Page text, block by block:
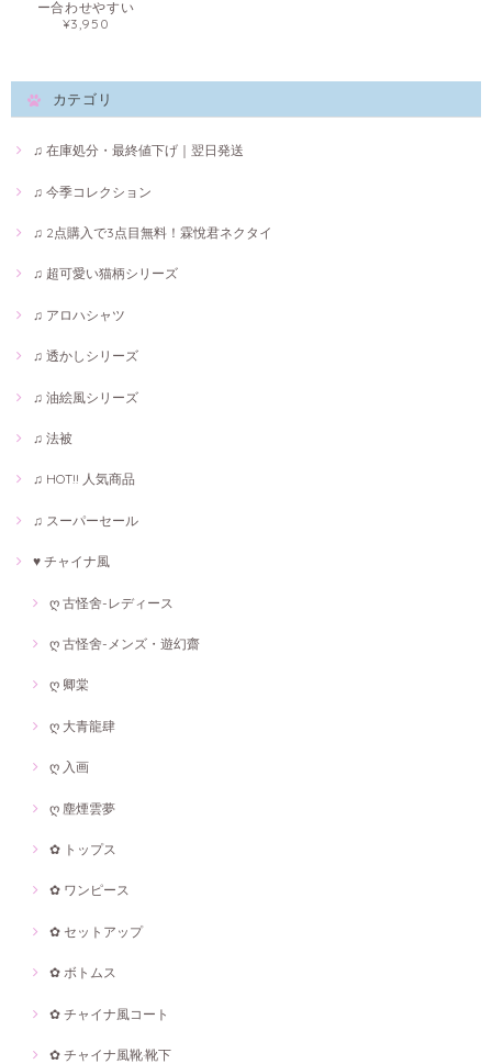
ー合わせやすい
¥3,950
カテゴリ
♫ 在庫処分・最終値下げ｜翌日発送
♫ 今季コレクション
♫ 2点購入で3点目無料！霖悅君ネクタイ
♫ 超可愛い猫柄シリーズ
♫ アロハシャツ
♫ 透かしシリーズ
♫ 油絵風シリーズ
♫ 法被
♫ HOT!! 人気商品
♫ スーパーセール
♥ チャイナ風
ღ 古怪舍-レディース
ღ 古怪舍-メンズ・遊幻齋
ღ 卿棠
ღ 大青龍肆
ღ 入画
ღ 塵煙雲夢
✿ トップス
✿ ワンピース
✿ セットアップ
✿ ボトムス
✿ チャイナ風コート
✿ チャイナ風靴·靴下